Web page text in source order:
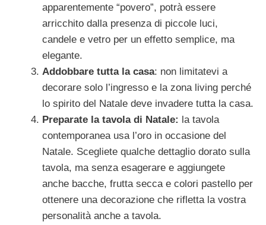
apparentemente “povero”, potrà essere
arricchito dalla presenza di piccole luci,
candele e vetro per un effetto semplice, ma
elegante.
Addobbare tutta la casa: non limitatevi a
decorare solo l’ingresso e la zona living perché
lo spirito del Natale deve invadere tutta la casa.
Preparate la tavola di Natale: la tavola
contemporanea usa l’oro in occasione del
Natale. Scegliete qualche dettaglio dorato sulla
tavola, ma senza esagerare e aggiungete
anche bacche, frutta secca e colori pastello per
ottenere una decorazione che rifletta la vostra
personalità anche a tavola.